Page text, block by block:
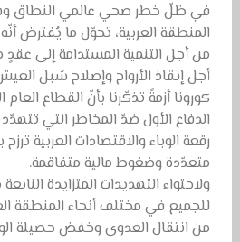
في ظلّ خطر صحي عالمي النطاق
المنطقة العربية، تحوّل ما يُفترض
من أجل التنمية المستدامة إلى
أجل إنقاذ الأرواح وإصلاح سُبل
كورونا أزمةً تذكّرنا بأنّ القطاع
الدفاع الأول ضدّ المخاطر التي
رقعة الوباء والاقتصادات العربية
متعدّدة وضغوط مالية متفاقمة.
ولاحتواء التهديدات المتزايدة
للجميع في مختلف أنحاء المنطقة
من انتقال العدوى وخفض حصيلة